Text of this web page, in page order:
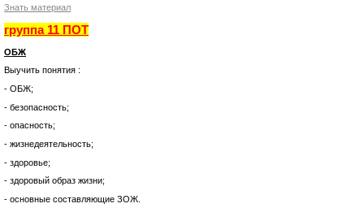
Знать материал
группа 11 ПОТ
ОБЖ
Выучить понятия :
- ОБЖ;
- безопасность;
- опасность;
- жизнедеятельность;
- здоровье;
- здоровый образ жизни;
- основные составляющие ЗОЖ.